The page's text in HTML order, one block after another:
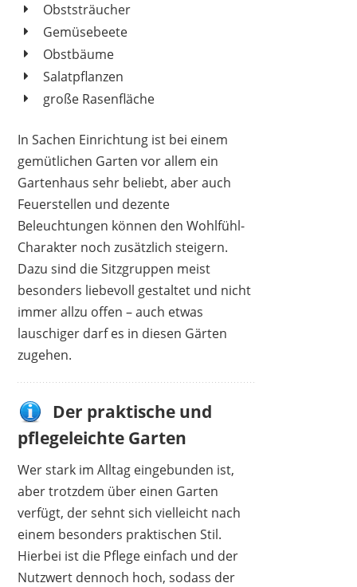
Obststräucher
Gemüsebeete
Obstbäume
Salatpflanzen
große Rasenfläche
In Sachen Einrichtung ist bei einem
gemütlichen Garten vor allem ein
Gartenhaus sehr beliebt, aber auch
Feuerstellen und dezente
Beleuchtungen können den Wohlfühl-
Charakter noch zusätzlich steigern.
Dazu sind die Sitzgruppen meist
besonders liebevoll gestaltet und nicht
immer allzu offen – auch etwas
lauschiger darf es in diesen Gärten
zugehen.
Der praktische und
pflegeleichte Garten
Wer stark im Alltag eingebunden ist,
aber trotzdem über einen Garten
verfügt, der sehnt sich vielleicht nach
einem besonders praktischen Stil.
Hierbei ist die Pflege einfach und der
Nutzwert dennoch hoch, sodass der